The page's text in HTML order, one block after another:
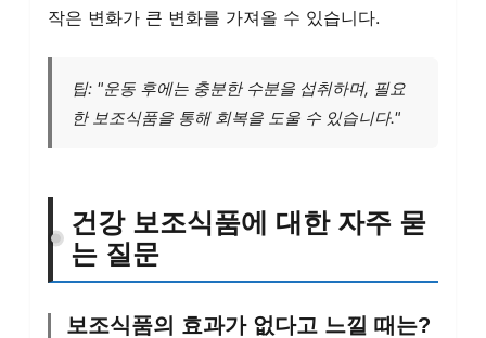
작은 변화가 큰 변화를 가져올 수 있습니다.
팁: "운동 후에는 충분한 수분을 섭취하며, 필요
한 보조식품을 통해 회복을 도울 수 있습니다."
건강 보조식품에 대한 자주 묻
는 질문
보조식품의 효과가 없다고 느낄 때는?